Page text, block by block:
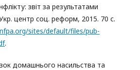
звіт за результатами
центр соц. реформ, 2015. 70 с.
sites/default/files/pub-
.
домашнього насильства та